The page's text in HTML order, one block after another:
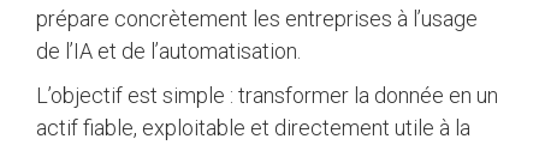
prépare concrètement les entreprises à l’usage
de l’IA et de l’automatisation.
L’objectif est simple : transformer la donnée en un
actif fiable, exploitable et directement utile à la